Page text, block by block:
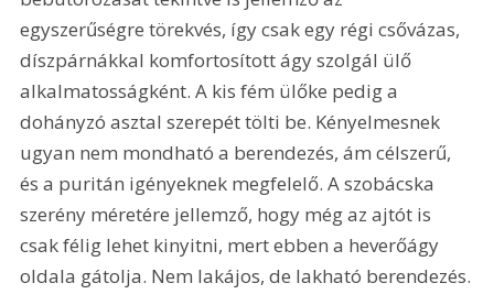
egyszerűségre törekvés, így csak egy régi csővázas,
díszpárnákkal komfortosított ágy szolgál ülő
alkalmatosságként. A kis fém ülőke pedig a
dohányzó asztal szerepét tölti be. Kényelmesnek
ugyan nem mondható a berendezés, ám célszerű,
és a puritán igényeknek megfelelő. A szobácska
szerény méretére jellemző, hogy még az ajtót is
csak félig lehet kinyitni, mert ebben a heverőágy
oldala gátolja. Nem lakájos, de lakható berendezés.